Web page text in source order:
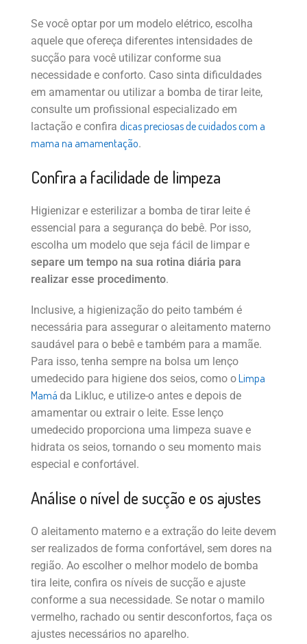
Se você optar por um modelo elétrico, escolha
aquele que ofereça diferentes intensidades de
sucção para você utilizar conforme sua
necessidade e conforto. Caso sinta dificuldades
em amamentar ou utilizar a bomba de tirar leite,
consulte um profissional especializado em
lactação e confira dicas preciosas de cuidados com a
mama na amamentação.
Confira a facilidade de limpeza
Higienizar e esterilizar a bomba de tirar leite é
essencial para a segurança do bebê. Por isso,
escolha um modelo que seja fácil de limpar e
separe um tempo na sua rotina diária para
realizar esse procedimento.
Inclusive, a higienização do peito também é
necessária para assegurar o aleitamento materno
saudável para o bebê e também para a mamãe.
Para isso, tenha sempre na bolsa um lenço
umedecido para higiene dos seios, como oLimpa
Mamá da Likluc, e utilize-o antes e depois de
amamentar ou extrair o leite. Esse lenço
umedecido proporciona uma limpeza suave e
hidrata os seios, tornando o seu momento mais
especial e confortável.
Análise o nível de sucção e os ajustes
O aleitamento materno e a extração do leite devem
ser realizados de forma confortável, sem dores na
região. Ao escolher o melhor modelo de bomba
tira leite, confira os níveis de sucção e ajuste
conforme a sua necessidade. Se notar o mamilo
vermelho, rachado ou sentir desconfortos, faça os
ajustes necessários no aparelho.